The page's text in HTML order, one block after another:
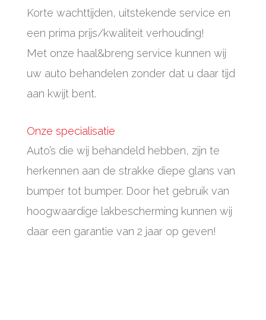
Korte wachttijden, uitstekende service en
een prima prijs/kwaliteit verhouding!
Met onze haal&breng service kunnen wij
uw auto behandelen zonder dat u daar tijd
aan kwijt bent.
Onze specialisatie
Auto’s die wij behandeld hebben, zijn te
herkennen aan de strakke diepe glans van
bumper tot bumper. Door het gebruik van
hoogwaardige lakbescherming kunnen wij
daar een garantie van 2 jaar op geven!